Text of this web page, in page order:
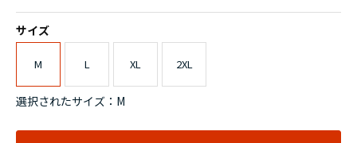
サイズ
M L XL 2XL
選択されたサイズ：M